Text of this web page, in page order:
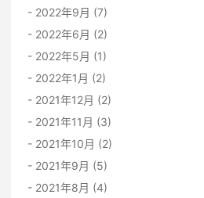
2022年9月 (7)
2022年6月 (2)
2022年5月 (1)
2022年1月 (2)
2021年12月 (2)
2021年11月 (3)
2021年10月 (2)
2021年9月 (5)
2021年8月 (4)